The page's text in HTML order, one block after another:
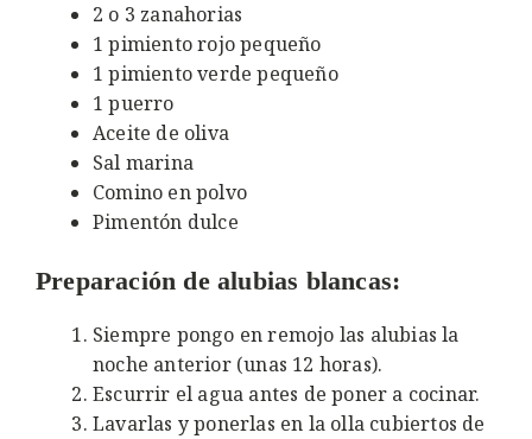
2 o 3 zanahorias
1 pimiento rojo pequeño
1 pimiento verde pequeño
1 puerro
Aceite de oliva
Sal marina
Comino en polvo
Pimentón dulce
Preparación de alubias blancas:
Siempre pongo en remojo las alubias la
noche anterior (unas 12 horas).
Escurrir el agua antes de poner a cocinar.
Lavarlas y ponerlas en la olla cubiertos de